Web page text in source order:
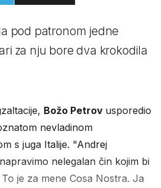
pod patronom jedne
za nju bore dva krokodila
Božo Petrov usporedio
nevladinom
s juga Italije. "Andrej
nelegalan čin kojim bi
je za mene Cosa Nostra. Ja